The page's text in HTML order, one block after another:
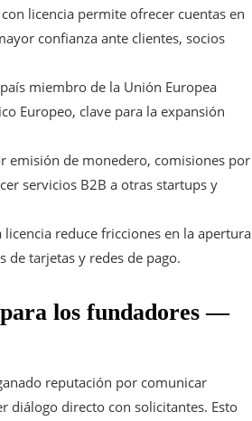
licencia permite ofrecer cuentas en
confianza ante clientes, socios
miembro de la Unión Europea
Europeo, clave para la expansión
emisión de monedero, comisiones por
servicios B2B a otras startups y
licencia reduce fricciones en la apertura
de tarjetas y redes de pago.
los fundadores —
reputación por comunicar
diálogo directo con solicitantes. Esto